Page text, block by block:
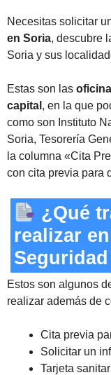
Necesitas solicitar
en Soria, descubre
Soria y sus
Estas son las
capital , en la que
como son Instituto
Soria, Tesorería
la columna «Cita
con cita previa para
¿Qué
realizar
Estos son algunos
realizar además de
Cita previa
Solicitar un
Tarjeta